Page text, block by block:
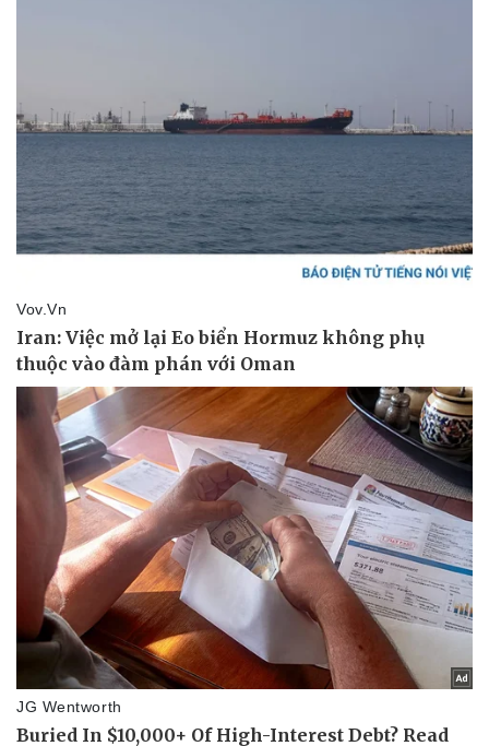
Bóng đá
Lịch thi đấu bóng đá
Thế giới thể thao
eSports
Ô tô
Xe máy
Tư vấn